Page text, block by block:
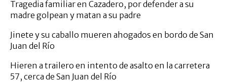
Tragedia familiar en Cazadero, por defender a su
madre golpean y matan a su padre
Jinete y su caballo mueren ahogados en bordo de San
Juan del Río
Hieren a trailero en intento de asalto en la carretera
57, cerca de San Juan del Río